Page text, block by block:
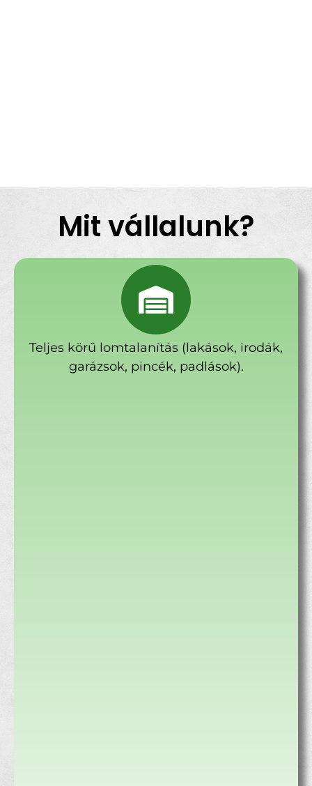
Mit vállalunk?
Teljes körű lomtalanítás (lakások, irodák,
garázsok, pincék, padlások).